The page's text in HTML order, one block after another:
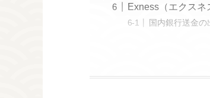
Exness（エクス
国内銀行送金の